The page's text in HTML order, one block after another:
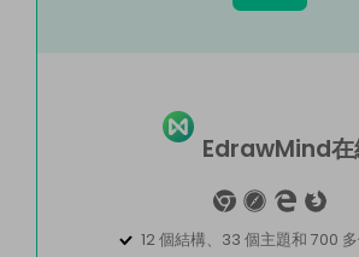
EdrawMind在
12 個結構、33 個主題和 700